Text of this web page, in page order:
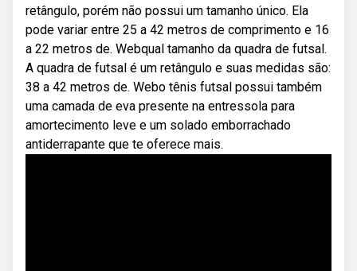
retângulo, porém não possui um tamanho único. Ela
pode variar entre 25 a 42 metros de comprimento e 16
a 22 metros de. Webqual tamanho da quadra de futsal.
A quadra de futsal é um retângulo e suas medidas são:
38 a 42 metros de. Webo tênis futsal possui também
uma camada de eva presente na entressola para
amortecimento leve e um solado emborrachado
antiderrapante que te oferece mais.